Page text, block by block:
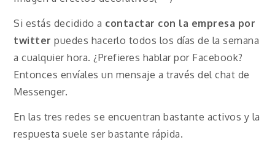
Si estás decidido a contactar con la empresa por
twitter puedes hacerlo todos los días de la semana
a cualquier hora. ¿Prefieres hablar por Facebook?
Entonces envíales un mensaje a través del chat de
Messenger.
En las tres redes se encuentran bastante activos y la
respuesta suele ser bastante rápida.